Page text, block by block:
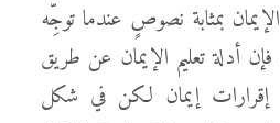
بمثابة نصوصٍ عندما توجِّه
أدلة تعليم الإيمان عن طريق
إقرارات إيمان لكن في شكل